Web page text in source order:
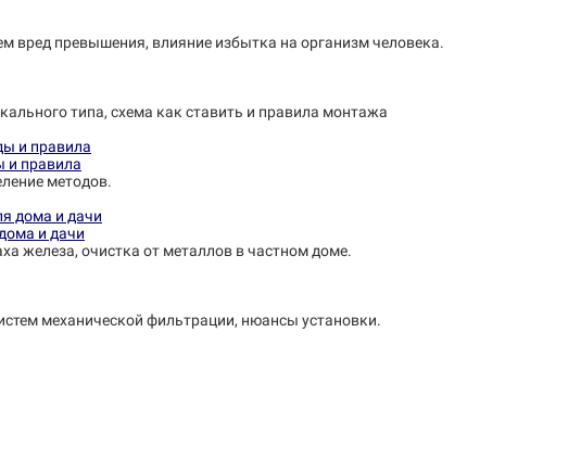
вред превышения, влияние избытка на организм человека.
типа, схема как ставить и правила монтажа
и правила
методов.
и дачи
железа, очистка от металлов в частном доме.
механической фильтрации, нюансы установки.